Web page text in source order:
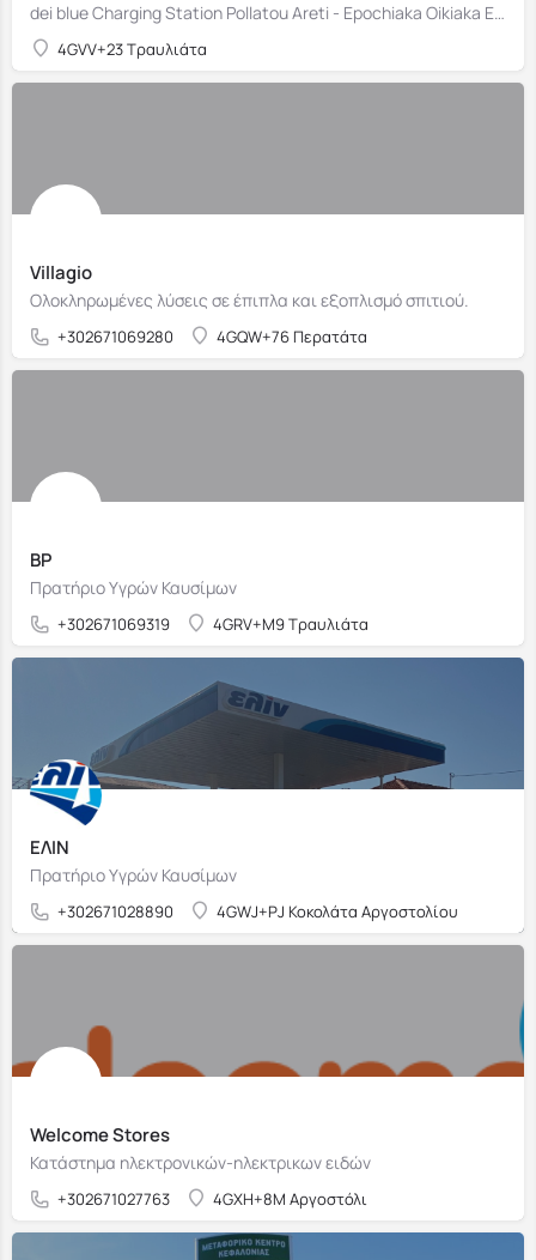
dei blue Charging Station Pollatou Areti - Epochiaka Oikiaka Eidi
4GVV+23 Τραυλιάτα
Villagio
Ολοκληρωμένες λύσεις σε έπιπλα και εξοπλισμό σπιτιού.
+302671069280 4GQW+76 Περατάτα
BP
Πρατήριο Υγρών Καυσίμων
+302671069319 4GRV+M9 Τραυλιάτα
ΕΛΙΝ
Πρατήριο Υγρών Καυσίμων
+302671028890 4GWJ+PJ Κοκολάτα Αργοστολίου
Welcome Stores
Κατάστημα ηλεκτρονικών-ηλεκτρικων ειδών
+302671027763 4GXH+8M Αργοστόλι